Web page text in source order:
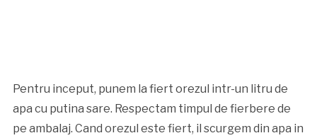
Pentru inceput, punem la fiert orezul intr-un litru de
apa cu putina sare. Respectam timpul de fierbere de
pe ambalaj. Cand orezul este fiert, il scurgem din apa in